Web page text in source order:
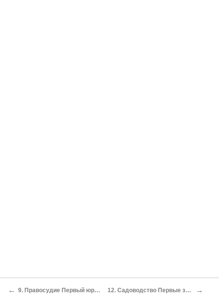
← 9. Правосудие Первый юридический прецедент 12. Садоводство Первые защитные насаждения →